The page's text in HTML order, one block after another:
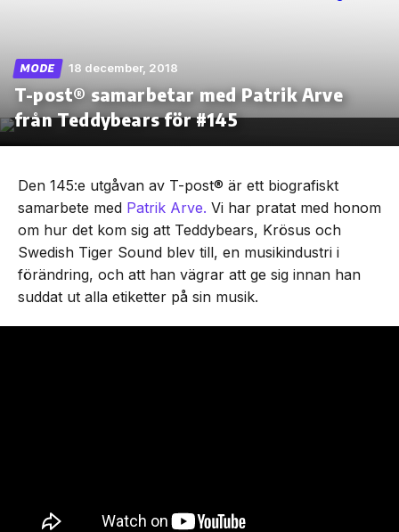
Skip
the
MODE 18 december, 2018
T-post® samarbetar med Patrik Arve
från Teddybears för #145
Den 145:e utgåvan av T-post® är ett biografiskt
samarbete med Patrik Arve. Vi har pratat med honom
om hur det kom sig att Teddybears, Krösus och
Swedish Tiger Sound blev till, en musikindustri i
förändring, och att han vägrar att ge sig innan han
suddat ut alla etiketter på sin musik.